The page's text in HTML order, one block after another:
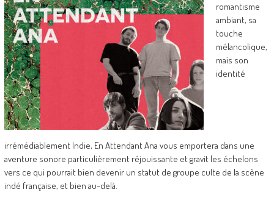
romantisme
ambiant, sa
touche
mélancolique,
mais son
identité
irrémédiablement Indie, En Attendant Ana vous emportera dans une
aventure sonore particulièrement réjouissante et gravit les échelons
vers ce qui pourrait bien devenir un statut de groupe culte de la scène
indé française, et bien au-delà.